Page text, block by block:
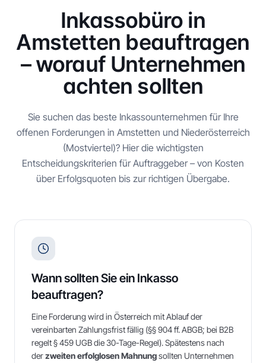
Inkassobüro in
Amstetten beauftragen
– worauf Unternehmen
achten sollten
Sie suchen das beste Inkassounternehmen für Ihre
offenen Forderungen in Amstetten und Niederösterreich
(Mostviertel)? Hier die wichtigsten
Entscheidungskriterien für Auftraggeber – von Kosten
über Erfolgsquoten bis zur richtigen Übergabe.
Wann sollten Sie ein Inkasso
beauftragen?
Eine Forderung wird in Österreich mit Ablauf der
vereinbarten Zahlungsfrist fällig (§§ 904 ff. ABGB; bei B2B
regelt § 459 UGB die 30-Tage-Regel). Spätestens nach
derzweiten erfolglosen Mahnungsollten Unternehmen